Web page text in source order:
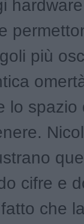
più
lo spazio
cifre e
che